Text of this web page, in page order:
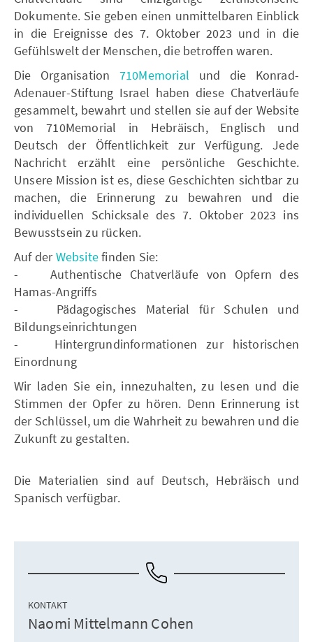
Dokumente. Sie geben einen unmittelbaren Einblick
in die Ereignisse des 7. Oktober 2023 und in die
Gefühlswelt der Menschen, die betroffen waren.
Die Organisation 710Memorial und die Konrad-
Adenauer-Stiftung Israel haben diese Chatverläufe
gesammelt, bewahrt und stellen sie auf der Website
von 710Memorial in Hebräisch, Englisch und
Deutsch der Öffentlichkeit zur Verfügung. Jede
Nachricht erzählt eine persönliche Geschichte.
Unsere Mission ist es, diese Geschichten sichtbar zu
machen, die Erinnerung zu bewahren und die
individuellen Schicksale des 7. Oktober 2023 ins
Bewusstsein zu rücken.
Auf derWebsitefinden Sie:
- Authentische Chatverläufe von Opfern des
Hamas-Angriffs
- Pädagogisches Material für Schulen und
Bildungseinrichtungen
- Hintergrundinformationen zur historischen
Einordnung
Wir laden Sie ein, innezuhalten, zu lesen und die
Stimmen der Opfer zu hören. Denn Erinnerung ist
der Schlüssel, um die Wahrheit zu bewahren und die
Zukunft zu gestalten.
Die Materialien sind auf Deutsch, Hebräisch und
Spanisch verfügbar.
KONTAKT
Naomi Mittelmann Cohen